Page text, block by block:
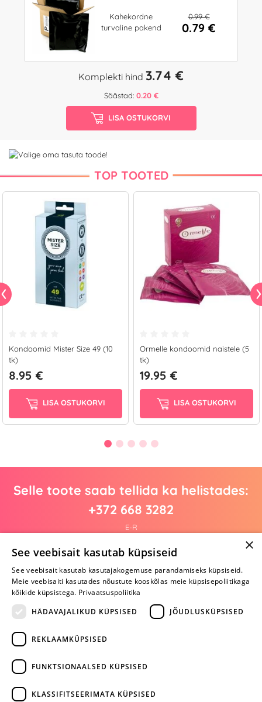
Kahekordne
turvaline pakend
0.99 €
0.79 €
Komplekti hind 3.74 €
Säästad: 0.20 €
LISA OSTUKORVI
TOP TOOTED
Kondoomid Mister Size 49 (10
tk)
8.95 €
LISA OSTUKORVI
Ormelle kondoomid naistele (5
tk)
19.95 €
LISA OSTUKORVI
Selle toote saab tellida ka helistades:
+372 668 3282
E-R
Arvustusi veel pole
Ole esimene!
Kirjuta arvustus ja SAA KINGITUS!
+372 668 3282
×
See veebisait kasutab küpsiseid
See veebisait kasutab kasutajakogemuse parandamiseks küpsiseid.
Meie veebisaiti kasutades nõustute kooskõlas meie küpsisepoliitikaga
kõikide küpsistega. Privaatsuspoliitika
HÄDAVAJALIKUD KÜPSISED
JÕUDLUSKÜPSISED
REKLAAMKÜPSISED
FUNKTSIONAALSED KÜPSISED
KLASSIFITSEERIMATA KÜPSISED